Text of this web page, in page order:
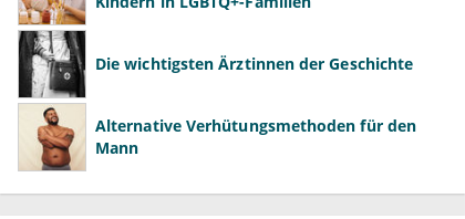
Die wichtigsten Ärztinnen der Geschichte
Alternative Verhütungsmethoden für den
Mann